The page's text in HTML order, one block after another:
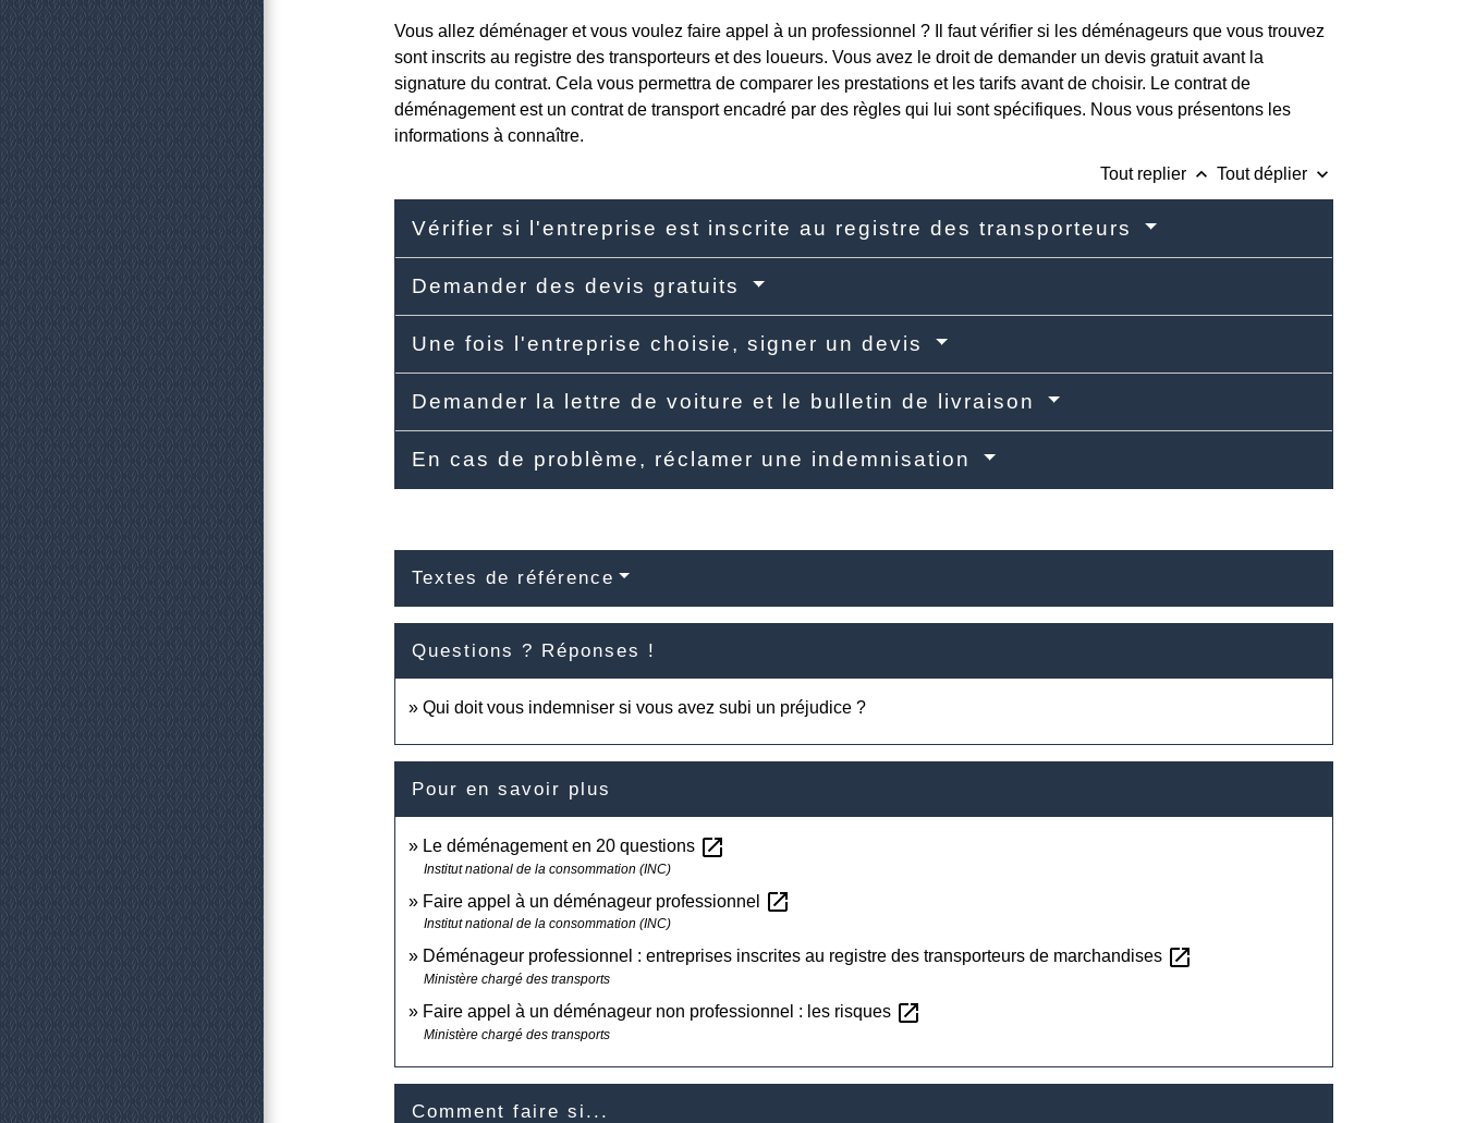
Vous allez déménager et vous voulez faire appel à un professionnel ? Il faut vérifier si les déménageurs que vous trouvez
sont inscrits au registre des transporteurs et des loueurs. Vous avez le droit de demander un devis gratuit avant la
signature du contrat. Cela vous permettra de comparer les prestations et les tarifs avant de choisir. Le contrat de
déménagement est un contrat de transport encadré par des règles qui lui sont spécifiques. Nous vous présentons les
informations à connaître.
Tout replier keyboard_arrow_up Tout déplier keyboard_arrow_down
Vérifier si l'entreprise est inscrite au registre des transporteurs
Demander des devis gratuits
Une fois l'entreprise choisie, signer un devis
Demander la lettre de voiture et le bulletin de livraison
En cas de problème, réclamer une indemnisation
Textes de référence
Questions ? Réponses !
Qui doit vous indemniser si vous avez subi un préjudice ?
Pour en savoir plus
Le déménagement en 20 questions open_in_new
Institut national de la consommation (INC)
Faire appel à un déménageur professionnel open_in_new
Institut national de la consommation (INC)
Déménageur professionnel : entreprises inscrites au registre des transporteurs de marchandises open_in_new
Ministère chargé des transports
Faire appel à un déménageur non professionnel : les risques open_in_new
Ministère chargé des transports
Comment faire si...